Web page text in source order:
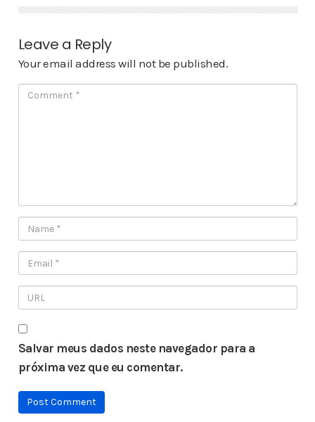
Leave a Reply
Your email address will not be published.
Salvar meus dados neste navegador para a
próxima vez que eu comentar.